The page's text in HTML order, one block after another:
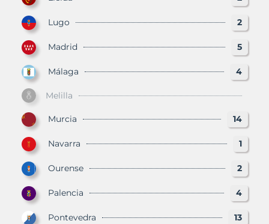
Lugo 2
Madrid 5
Málaga 4
Melilla
Murcia 14
Navarra 1
Ourense 2
Palencia 4
Pontevedra 13